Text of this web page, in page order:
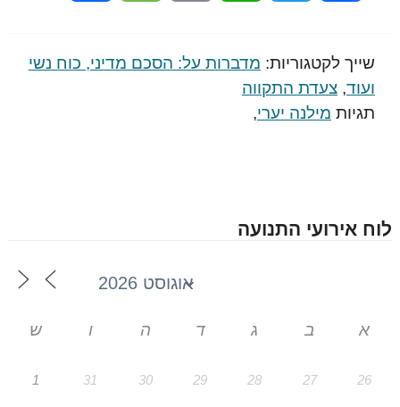
שייך לקטגוריות: מדברות על: הסכם מדיני, כוח נשי
ועוד,צעדת התקווה
תגיות מילנה יערי,
לוח אירועי התנועה
א ב ג ד ה ו ש
26
27
28
29
30
31
1